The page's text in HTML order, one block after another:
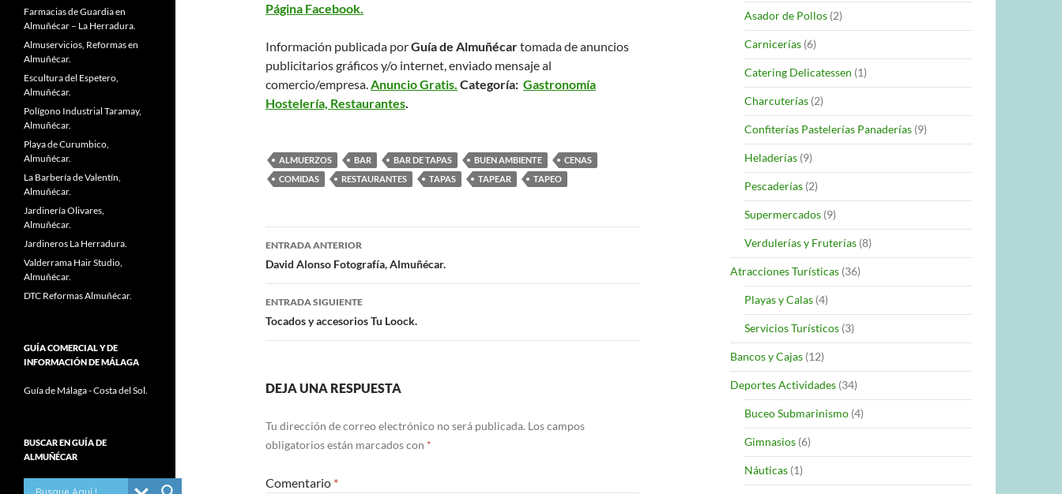
Página Facebook.
Información publicada porGuía de Almuñécartomada de anuncios
publicitarios gráficos y/o internet, enviado mensaje al
comercio/empresa.Anuncio Gratis. Categoría: Gastronomía
Hostelería, Restaurantes.
ALMUERZOS BAR BAR DE TAPAS BUEN AMBIENTE
CENAS
COMIDAS
RESTAURANTES TAPAS TAPEAR TAPEO
Navegación
de
entradas
ENTRADA ANTERIOR
David Alonso Fotografía, Almuñécar.
ENTRADA SIGUIENTE
Tocados y accesorios Tu Loock.
DEJA UNA RESPUESTA
Tu dirección de correo electrónico no será publicada. Los campos
obligatorios están marcados con *
Comentario *
Asador de Pollos (2)
Carnicerías (6)
Catering Delicatessen (1)
Charcuterías (2)
Confiterías Pastelerías Panaderías (9)
Heladerías (9)
Pescaderías (2)
Supermercados (9)
Verdulerías y Fruterías (8)
Atracciones Turísticas (36)
Playas y Calas (4)
Servicios Turísticos (3)
Bancos y Cajas (12)
Deportes Actividades (34)
Buceo Submarinismo (4)
Gimnasios (6)
Náuticas (1)
Farmacias de Guardia en
Almuñécar – La Herradura.
Almuservicios, Reformas en
Almuñécar.
Escultura del Espetero,
Almuñécar.
Polígono Industrial Taramay,
Almuñécar.
Playa de Curumbico,
Almuñécar.
La Barbería de Valentín,
Almuñécar.
Jardinería Olivares,
Almuñécar.
Jardineros La Herradura.
Valderrama Hair Studio,
Almuñécar.
DTC Reformas Almuñécar.
GUÍA COMERCIAL Y DE
INFORMACIÓN DE MÁLAGA
Guía de Málaga - Costa del Sol.
BUSCAR EN GUÍA DE
ALMUÑÉCAR